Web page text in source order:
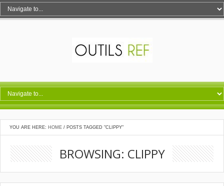
YOU ARE HERE: HOME / POSTS TAGGED "CLIPPY"
BROWSING: CLIPPY